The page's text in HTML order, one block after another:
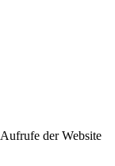
Aufrufe der Website